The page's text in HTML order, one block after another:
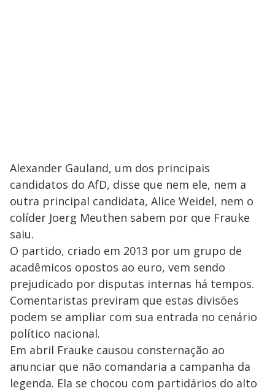
Alexander Gauland, um dos principais
candidatos do AfD, disse que nem ele, nem a
outra principal candidata, Alice Weidel, nem o
colíder Joerg Meuthen sabem por que Frauke
saiu.
O partido, criado em 2013 por um grupo de
acadêmicos opostos ao euro, vem sendo
prejudicado por disputas internas há tempos.
Comentaristas previram que estas divisões
podem se ampliar com sua entrada no cenário
político nacional.
Em abril Frauke causou consternação ao
anunciar que não comandaria a campanha da
legenda. Ela se chocou com partidários do alto